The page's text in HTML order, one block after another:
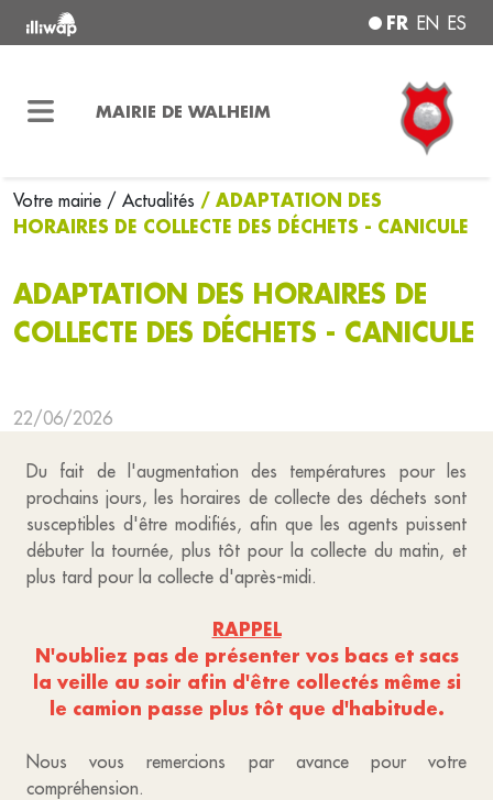
FR EN ES
MAIRIE DE WALHEIM
Votre mairie / Actualités / ADAPTATION DES
HORAIRES DE COLLECTE DES DÉCHETS - CANICULE
ADAPTATION DES HORAIRES DE
COLLECTE DES DÉCHETS - CANICULE
22/06/2026
Du fait de l'augmentation des températures pour les
prochains jours, les horaires de collecte des déchets sont
susceptibles d'être modifiés, afin que les agents puissent
débuter la tournée, plus tôt pour la collecte du matin, et
plus tard pour la collecte d'après-midi.
RAPPEL
N'oubliez pas de présenter vos bacs et sacs
la veille au soir afin d'être collectés même si
le camion passe plus tôt que d'habitude.
Nous vous remercions par avance pour votre
compréhension.